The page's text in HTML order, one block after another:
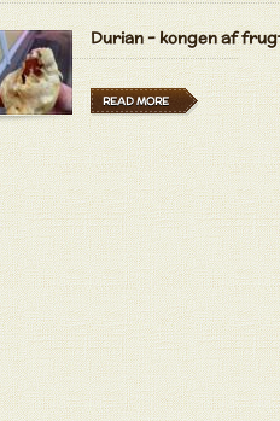
Durian - kongen af
READ MORE